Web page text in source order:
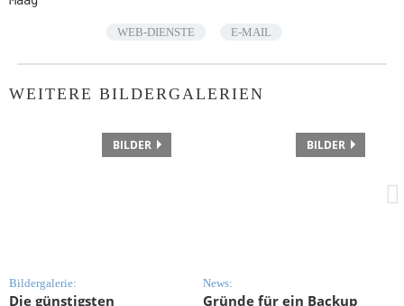
WEB-DIENSTE E-MAIL
WEITERE BILDERGALERIEN
BILDER
Bildergalerie:
Die günstigsten
BILDER
News:
Gründe für ein Backup